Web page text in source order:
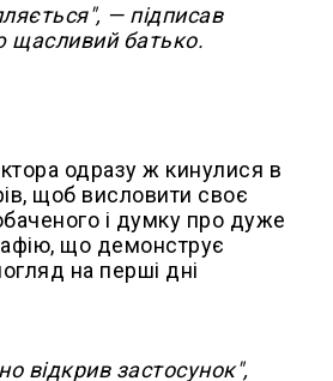
— підписав
щасливий батько.
одразу ж кинулися в
щоб висловити своє
і думку про дуже
що демонструє
на перші дні
відкрив застосунок",